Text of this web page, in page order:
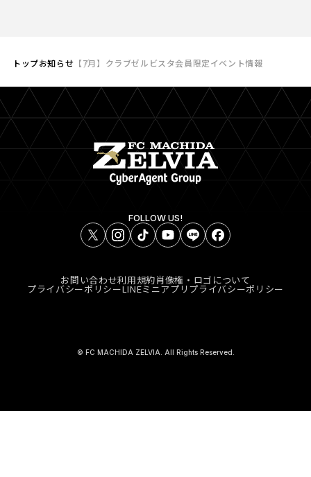
トップお知らせ 【7月】クラブゼルビスタ会員限定イベント情報
FOLLOW US!
お問い合わせ利用規約肖像権・ロゴについて
プライバシーポリシーLINEミニアプリプライバシーポリシー
© FC MACHIDA ZELVIA. All Rights Reserved.